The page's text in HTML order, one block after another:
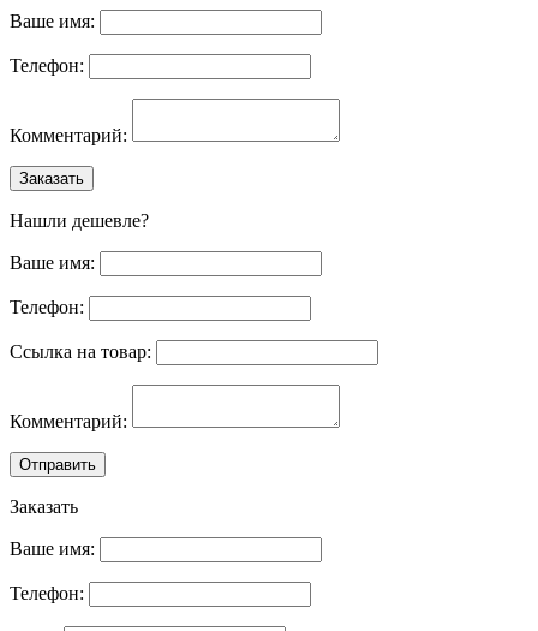
Ваше имя:
Телефон:
Комментарий:
Заказать
Нашли дешевле?
Ваше имя:
Телефон:
Ссылка на товар:
Комментарий:
Отправить
Заказать
Ваше имя:
Телефон: